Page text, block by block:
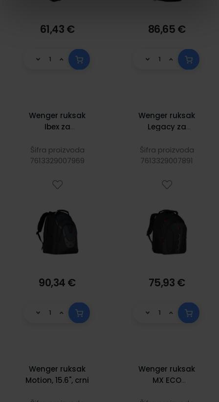
61,43 € 86,65 €
Wenger ruksak
Ibex za
17", plavi
Šifra proizvoda
7613329007969
90,34 €
Wenger ruksak
Legacy za
16", crni
Šifra proizvoda
7613329007891
75,93 €
Wenger ruksak
Motion, 15.6", crni
Wenger ruksak
MX ECO